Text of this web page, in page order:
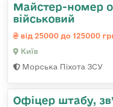
Майстеp-номеp
військовий
від 25000 до 125000
Київ
Морська Піхота ЗСУ
Офіцер штабу,